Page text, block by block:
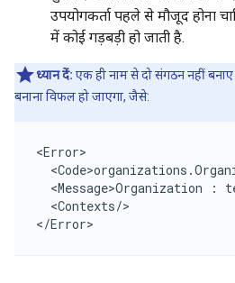
उपयोगकर्ता पहले से मौजूद होना
में कोई गड़बड़ी हो जाती है.
ध्यान दें: एक ही नाम से दो संगठन नहीं
बनाना विफल हो जाएगा, जैसे:
<Error>
<Message>Organization :
  <Contexts/>
</Error>